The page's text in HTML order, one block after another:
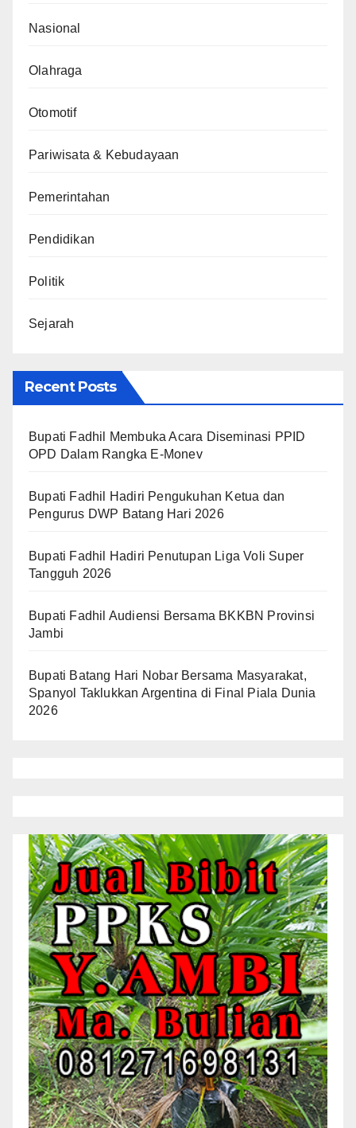
Nasional
Olahraga
Otomotif
Pariwisata & Kebudayaan
Pemerintahan
Pendidikan
Politik
Sejarah
Recent Posts
Bupati Fadhil Membuka Acara Diseminasi PPID
OPD Dalam Rangka E-Monev
Bupati Fadhil Hadiri Pengukuhan Ketua dan
Pengurus DWP Batang Hari 2026
Bupati Fadhil Hadiri Penutupan Liga Voli Super
Tangguh 2026
Bupati Fadhil Audiensi Bersama BKKBN Provinsi
Jambi
Bupati Batang Hari Nobar Bersama Masyarakat,
Spanyol Taklukkan Argentina di Final Piala Dunia
2026